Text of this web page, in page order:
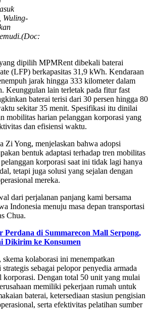
Wuling-
dipilih MPMRent dibekali baterai
(LFP) berkapasitas 31,9 kWh. Kendaraan
jarak hingga 333 kilometer dalam
Keunggulan lain terletak pada fitur fast
baterai terisi dari 30 persen hingga 80
sekitar 35 menit. Spesifikasi itu dinilai
mobilitas harian pelanggan korporasi yang
dan efisiensi waktu.
Zi Yong, menjelaskan bahwa adopsi
bentuk adaptasi terhadap tren mobilitas
korporasi saat ini tidak lagi hanya
tetapi juga solusi yang sejalan dengan
mereka.
dari perjalanan panjang kami bersama
Indonesia menuju masa depan transportasi
Chua.
Perdana di Summarecon Mall Serpong,
Dikirim ke Konsumen
kolaborasi ini menempatkan
sebagai pelopor penyedia armada
korporasi. Dengan total 50 unit yang mulai
memiliki pekerjaan rumah untuk
baterai, ketersediaan stasiun pengisian
serta efektivitas pelatihan sumber